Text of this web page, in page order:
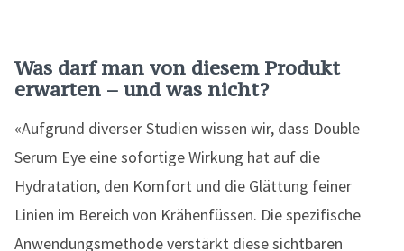
Was darf man von diesem Produkt
erwarten – und was nicht?
«Aufgrund diverser Studien wissen wir, dass Double
Serum Eye eine sofortige Wirkung hat auf die
Hydratation, den Komfort und die Glättung feiner
Linien im Bereich von Krähenfüssen. Die spezifische
Anwendungsmethode verstärkt diese sichtbaren